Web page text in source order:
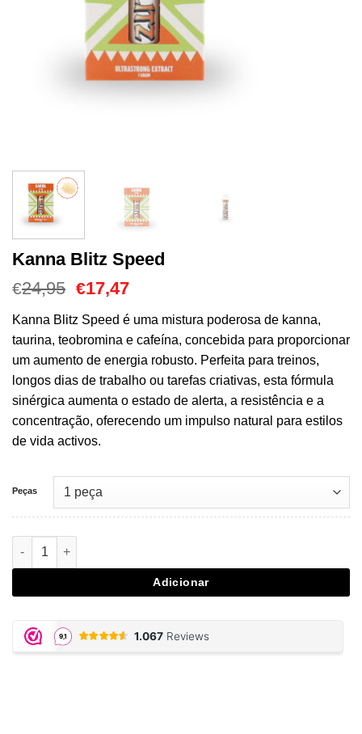
Kanna Blitz Speed
€24,95 O
original
era:
€24,95.
€17,47O
atual
é:
€17,47.
Kanna Blitz Speed é uma mistura poderosa de kanna,
taurina, teobromina e cafeína, concebida para proporcionar
um aumento de energia robusto. Perfeita para treinos,
longos dias de trabalho ou tarefas criativas, esta fórmula
sinérgica aumenta o estado de alerta, a resistência e a
concentração, oferecendo um impulso natural para estilos
de vida activos.
Peças
Quantidade de Kanna Blitz Speed
Adicionar